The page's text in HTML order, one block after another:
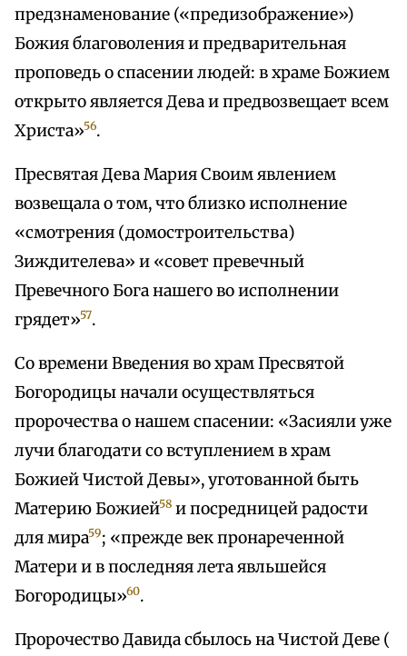
предзнаменование («предизображение»)
Божия благоволения и предварительная
проповедь о спасении людей: в храме Божием
открыто является Дева и предвозвещает всем
Христа»56.
Пресвятая Дева Мария Своим явлением
возвещала о том, что близко исполнение
«смотрения (домостроительства)
Зиждителева» и «совет превечный
Превечного Бога нашего во исполнении
грядет»57.
Со времени Введения во храм Пресвятой
Богородицы начали осуществляться
пророчества о нашем спасении: «Засияли уже
лучи благодати со вступлением в храм
Божией Чистой Девы», уготованной быть
Материю Божией58 и посредницей радости
для мира59; «прежде век пронареченной
Матери и в последняя лета явльшейся
Богородицы»60.
Пророчество Давида сбылось на Чистой Деве (